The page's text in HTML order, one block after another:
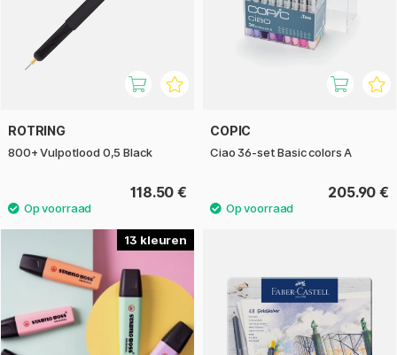
ROTRING
800+ Vulpotlood 0,5 Black
118.50 €
COPIC
Ciao 36-set Basic colors A
205.90 €
13